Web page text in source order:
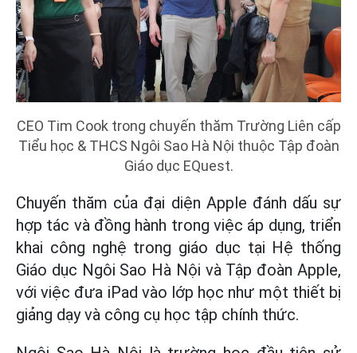
CEO Tim Cook trong chuyến thăm Trường Liên cấp
Tiểu học & THCS Ngôi Sao Hà Nội thuộc Tập đoàn
Giáo dục EQuest.
Chuyến thăm của đại diện Apple đánh dấu sự
hợp tác và đồng hành trong việc áp dụng, triển
khai công nghệ trong giáo dục tại Hệ thống
Giáo dục Ngôi Sao Hà Nội và Tập đoàn Apple,
với việc đưa iPad vào lớp học như một thiết bị
giảng dạy và công cụ học tập chính thức.